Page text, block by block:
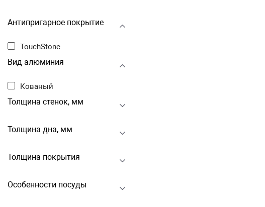
Антипригарное покрытие
TouchStone
Вид алюминия
Кованый
Толщина стенок, мм
Толщина дна, мм
Толщина покрытия
Особенности посуды